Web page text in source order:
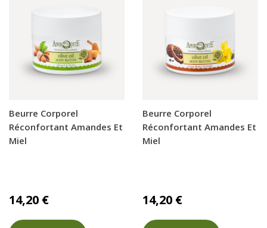
Beurre Corporel
Réconfortant Amandes Et
Miel
14,20 €
Beurre Corporel
Réconfortant Amandes Et
Miel
14,20 €